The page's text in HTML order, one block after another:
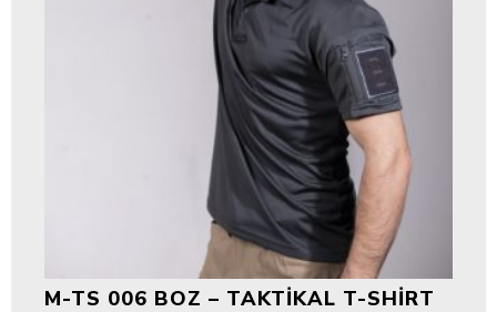
M-TS 006 BOZ – TAKTIKAL T-SHIRT